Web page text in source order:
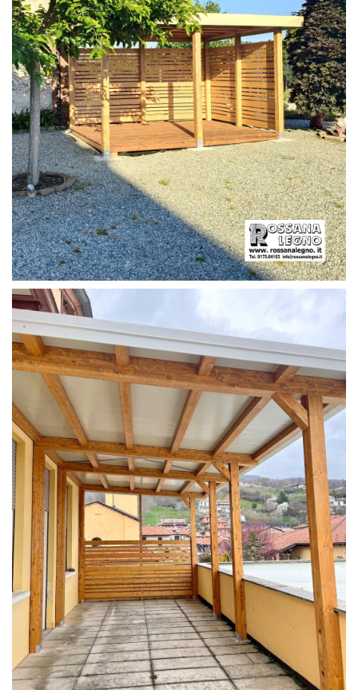
PERGOLA CON PAVIMENTO E FRANGIVISTA